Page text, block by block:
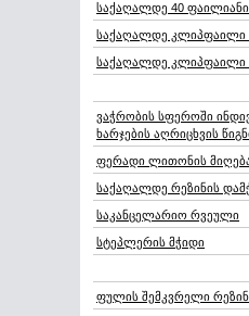
საქაღალდე 40 ფაილიანი
საქაღალდე კლიპფაილი
საქაღალდე კლიპფაილი
ვაჭრობის სფეროში
ხარჯების აღრიცხვის
ფერადი ლითონის
საქაღალდე რეზინის
საკანცელარიო რვეული
სტეპლერის მჭიდი
ფულის შემკვრელი